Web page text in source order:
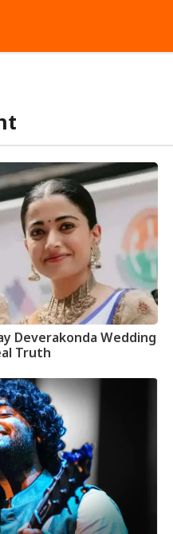
Deverakonda Wedding
Truth